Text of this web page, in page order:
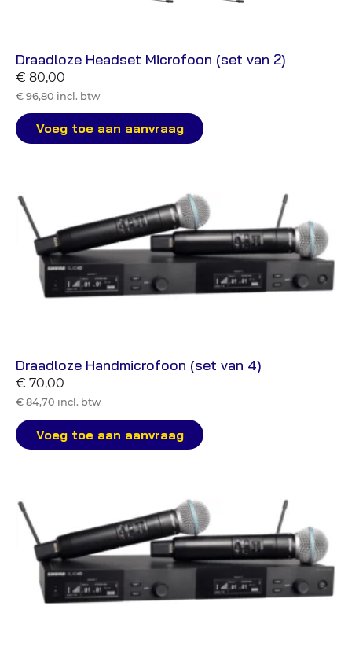
Draadloze Headset Microfoon (set van 2)
€ 80,00
€ 96,80 incl. btw
Voeg toe aan aanvraag
Draadloze Handmicrofoon (set van 4)
€ 70,00
€ 84,70 incl. btw
Voeg toe aan aanvraag